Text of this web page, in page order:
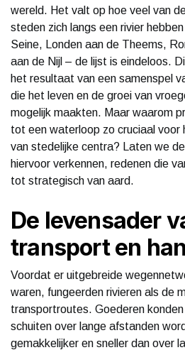
wereld. Het valt op hoe veel van
steden zich langs een rivier
Seine, Londen aan de Theems,
aan de Nijl – de lijst is eindeloos.
het resultaat van een samenspel
die het leven en de groei van
mogelijk maakten. Maar waarom
tot een waterloop zo cruciaal voor
van stedelijke centra? Laten we
hiervoor verkennen, redenen die
tot strategisch van aard.
De levensader
transport en
Voordat er uitgebreide
waren, fungeerden rivieren als de
transportroutes. Goederen
schuiten over lange afstanden
gemakkelijker en sneller dan over